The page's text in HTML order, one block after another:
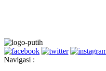
Navigasi :